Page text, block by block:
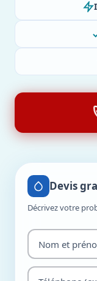
Devis
Décrivez votre